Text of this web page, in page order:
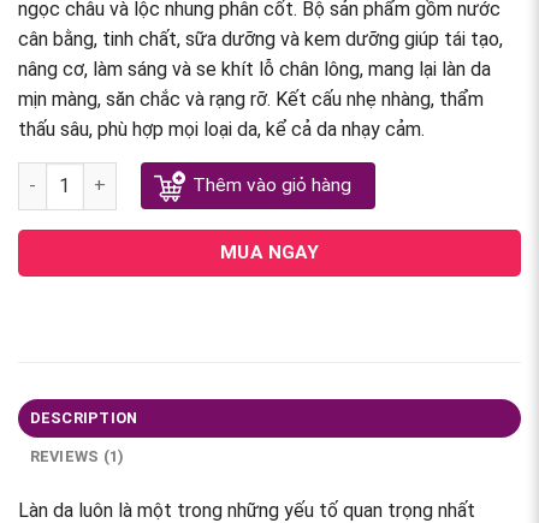
ngọc châu và lộc nhung phân cốt. Bộ sản phẩm gồm nước
cân bằng, tinh chất, sữa dưỡng và kem dưỡng giúp tái tạo,
nâng cơ, làm sáng và se khít lỗ chân lông, mang lại làn da
mịn màng, săn chắc và rạng rỡ. Kết cấu nhẹ nhàng, thẩm
thấu sâu, phù hợp mọi loại da, kể cả da nhạy cảm.
Bộ tái sinh da Whoo Cheonyuldan Ultimate Cao Cấp quantity
Thêm vào giỏ hàng
MUA NGAY
DESCRIPTION
REVIEWS (1)
Làn da luôn là một trong những yếu tố quan trọng nhất